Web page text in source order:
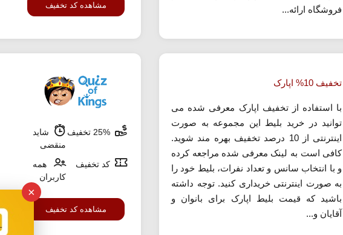
فروشگاه ارائه...
مشاهده کد تخفیف
تخفیف 10% اپارک
با استفاده از تخفیف اپارک معرفی شده می
توانید در خرید بلیط این مجموعه به صورت
اینترنتی از 10 درصد تخفیف بهره مند شوید.
کافی است به لینک معرفی شده مراجعه کرده
و با انتخاب سانس و تعداد نفرات، بلیط خود را
به صورت اینترنتی خریداری کنید. توجه داشته
باشید که قیمت بلیط اپارک برای بانوان و
آقایان و...
شاید
منقضی
کد تخفیف
همه
کاربران
مشاهده کد تخفیف
×